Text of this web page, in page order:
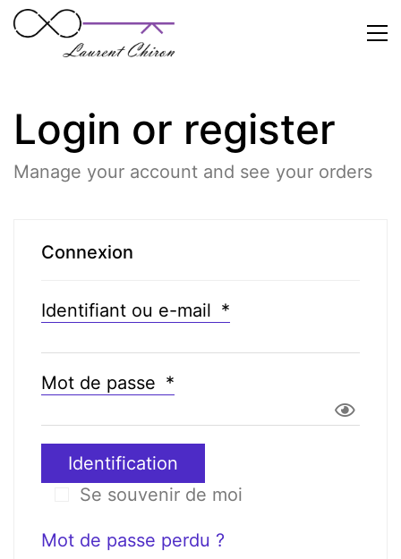
Login or register
Manage your account and see your orders
Connexion
Identifiant ou e-mail *
Mot de passe *
Identification
Se souvenir de moi
Mot de passe perdu ?